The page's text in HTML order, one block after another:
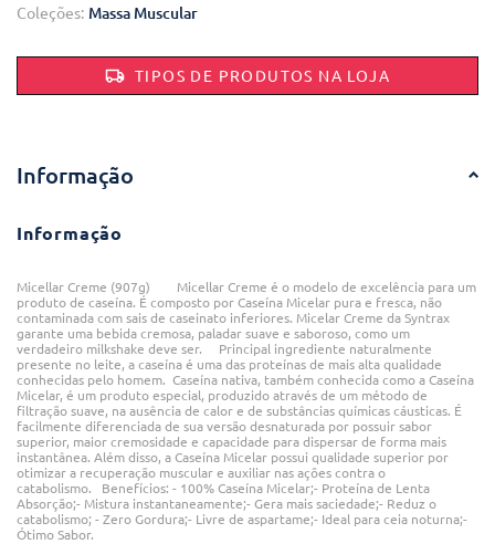
Coleções: Massa Muscular
TIPOS DE PRODUTOS NA LOJA
Informação
Informação
Micellar Creme (907g) Micellar Creme é o modelo de excelência para um
produto de caseína. É composto por Caseína Micelar pura e fresca, não
contaminada com sais de caseinato inferiores. Micelar Creme da Syntrax
garante uma bebida cremosa, paladar suave e saboroso, como um
verdadeiro milkshake deve ser. Principal ingrediente naturalmente
presente no leite, a caseína é uma das proteínas de mais alta qualidade
conhecidas pelo homem. Caseína nativa, também conhecida como a Caseína
Micelar, é um produto especial, produzido através de um método de
filtração suave, na ausência de calor e de substâncias químicas cáusticas. É
facilmente diferenciada de sua versão desnaturada por possuir sabor
superior, maior cremosidade e capacidade para dispersar de forma mais
instantânea. Além disso, a Caseína Micelar possui qualidade superior por
otimizar a recuperação muscular e auxiliar nas ações contra o
catabolismo. Benefícios: - 100% Caseína Micelar;- Proteína de Lenta
Absorção;- Mistura instantaneamente;- Gera mais saciedade;- Reduz o
catabolismo; - Zero Gordura;- Livre de aspartame;- Ideal para ceia noturna;-
Ótimo Sabor.